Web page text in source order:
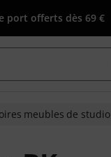
port offerts dès 69 €
meubles de studio